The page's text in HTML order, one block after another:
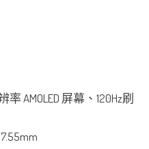
率 AMOLED 屏幕、120Hz刷